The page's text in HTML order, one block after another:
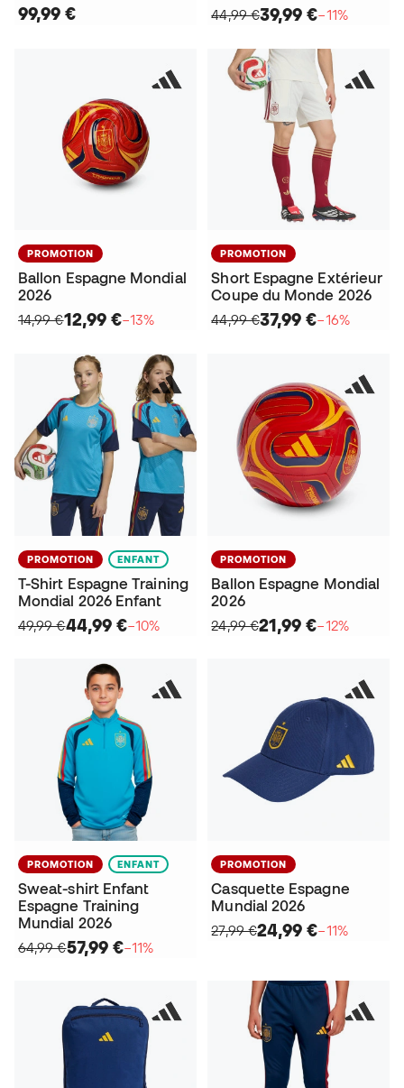
99,99 €
44,99 €39,99 €−11%
PROMOTION
Ballon Espagne Mondial
2026
14,99 €12,99 €−13%
PROMOTION
Short Espagne Extérieur
Coupe du Monde 2026
44,99 €37,99 €−16%
PROMOTION ENFANT
T-Shirt Espagne Training
Mondial 2026 Enfant
49,99 €44,99 €−10%
PROMOTION
Ballon Espagne Mondial
2026
24,99 €21,99 €−12%
PROMOTION ENFANT
Sweat-shirt Enfant
Espagne Training
Mundial 2026
64,99 €57,99 €−11%
PROMOTION
Casquette Espagne
Mundial 2026
27,99 €24,99 €−11%